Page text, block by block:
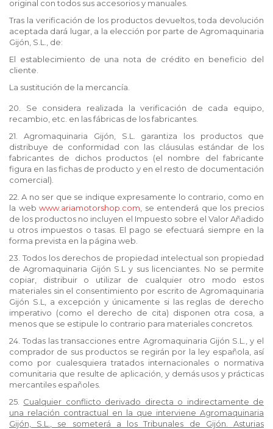
original con todos sus accesorios y manuales.
Tras la verificación de los productos devueltos, toda devolución
aceptada dará lugar, a la elección por parte de Agromaquinaria
Gijón, S.L., de:
El establecimiento de una nota de crédito en beneficio del
cliente.
La sustitución de la mercancía.
20. Se considera realizada la verificación de cada equipo,
recambio, etc. en las fábricas de los fabricantes.
21. Agromaquinaria Gijón, S.L. garantiza los productos que
distribuye de conformidad con las cláusulas estándar de los
fabricantes de dichos productos (el nombre del fabricante
figura en las fichas de producto y en el resto de documentación
comercial).
22. A no ser que se indique expresamente lo contrario, como en
la webwww.ariamotorshop.com , se entenderá que los precios
de los productos no incluyen el Impuesto sobre el Valor Añadido
u otros impuestos o tasas. El pago se efectuará siempre en la
forma prevista en la página web.
23. Todos los derechos de propiedad intelectual son propiedad
de Agromaquinaria Gijón S.L y sus licenciantes. No se permite
copiar, distribuir o utilizar de cualquier otro modo estos
materiales sin el consentimiento por escrito de Agromaquinaria
Gijón S.L, a excepción y únicamente si las reglas de derecho
imperativo (como el derecho de cita) disponen otra cosa, a
menos que se estipule lo contrario para materiales concretos.
24. Todas las transacciones entre Agromaquinaria Gijón S.L., y el
comprador de sus productos se regirán por la ley española, así
como por cualesquiera tratados internacionales o normativa
comunitaria que resulte de aplicación, y demás usos y prácticas
mercantiles españoles.
25. Cualquier conflicto derivado directa o indirectamente de
una relación contractual en la que interviene Agromaquinaria
Gijón, S.L., se someterá a los Tribunales de Gijón. Asturias